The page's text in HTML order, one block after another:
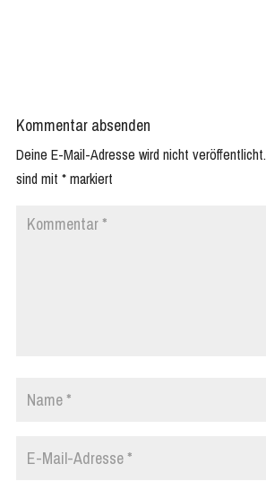
Kommentar absenden
Deine E-Mail-Adresse wird nicht veröffentlicht.
sind mit *markiert